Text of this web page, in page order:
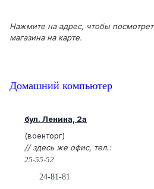
Нажмите на адрес, чтобы
магазина на карте.
Домашний компьютер
бул. Ленина, 2а
(военторг)
// здесь же офис, тел.:
25-55-52
24-81-81